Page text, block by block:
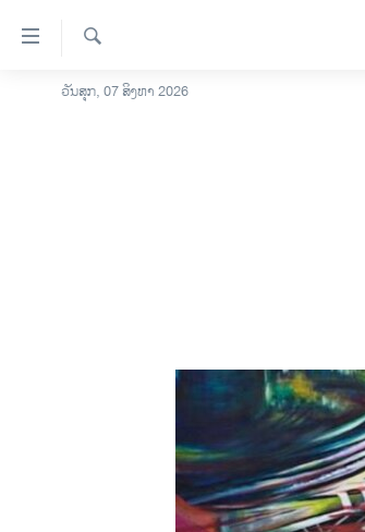
ລິ້ງ
ສຳຫລັບ
ໂຮມເພຈ
ອິດສະຫຼະພາບດ້ານການຂ່າວ
ວິທະຍາສາດ-ເທັກໂນໂລຈີ
ຄົ້ນຫາ
ວັນສຸກ, 07 ສິງຫາ 2026